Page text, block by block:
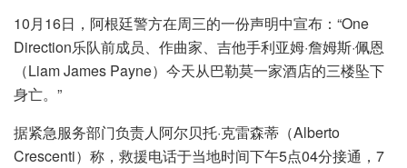
10月16日，阿根廷警方在周三的一份声明中宣布：“One
Direction乐队前成员、作曲家、吉他手利亚姆·詹姆斯·佩恩
（Liam James Payne）今天从巴勒莫一家酒店的三楼坠下
身亡。”
据紧急服务部门负责人阿尔贝托·克雷森蒂（Alberto
Crescenti）称，救援电话于当地时间下午5点04分接通，7